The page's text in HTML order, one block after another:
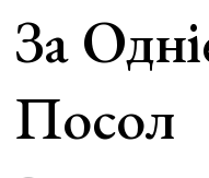
За
Посол